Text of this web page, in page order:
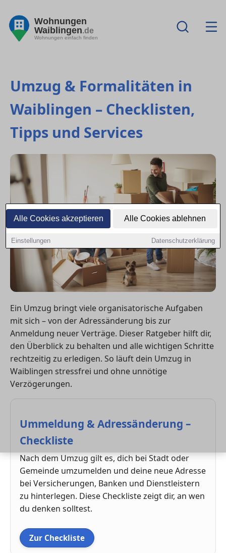
Alle Cookies akzeptieren Alle Cookies ablehnen
Einstellungen Datenschutzerklärung
Wohnungen
Waiblingen.de
Wohnungen einfach finden
Umzug & Formalitäten in
Waiblingen – Checklisten,
Tipps und Services
Ein Umzug bringt viele organisatorische Aufgaben
mit sich – von der Adressänderung bis zur
Anmeldung neuer Verträge. Dieser Ratgeber hilft dir,
den Überblick zu behalten und alle wichtigen Schritte
rechtzeitig zu erledigen. So läuft dein Umzug in
Waiblingen stressfrei und ohne unnötige
Verzögerungen.
Ummeldung & Adressänderung –
Checkliste
Nach dem Umzug gilt es, dich bei Stadt oder
Gemeinde umzumelden und deine neue Adresse
bei Versicherungen, Banken und Dienstleistern
zu hinterlegen. Diese Checkliste zeigt dir, an wen
du denken solltest.
Zur Checkliste